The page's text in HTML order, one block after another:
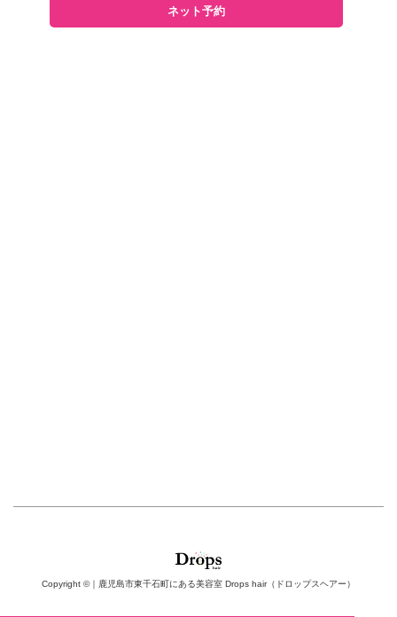
ネット予約
Copyright ©｜鹿児島市東千石町にある美容室 Drops hair（ドロップスヘアー）